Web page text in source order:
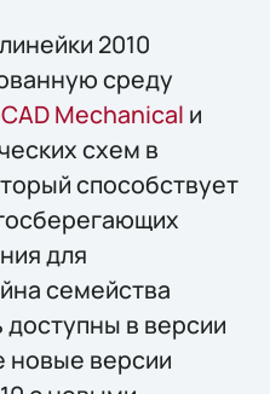
2010
среду
Mechanical и
схем в
способствует
для
семейства
в версии
новые версии